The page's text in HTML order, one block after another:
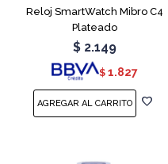
Reloj SmartWatch Mibro C4
Plateado
$ 2.149
$ 1.827